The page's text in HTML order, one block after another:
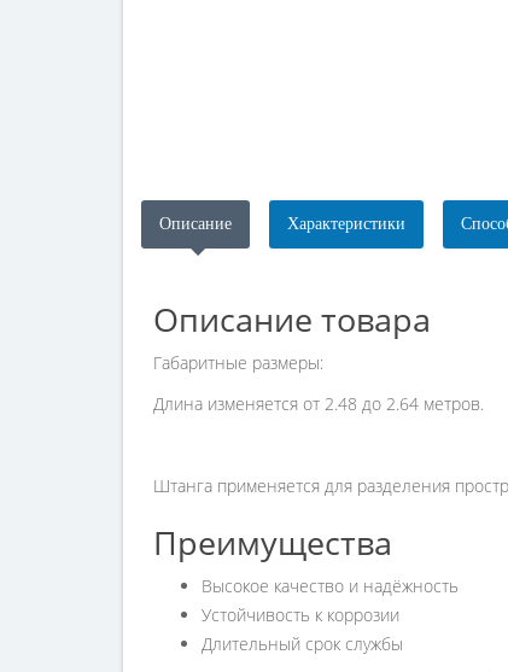
Описание Характеристики
Описание товара
Габаритные размеры:
Длина изменяется от 2.48 до 2.64 метров.
Штанга применяется для разделения
Преимущества
Высокое качество и надёжность
Устойчивость к коррозии
Длительный срок службы